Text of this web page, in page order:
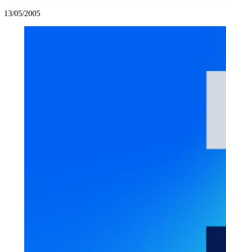
13/05/2005